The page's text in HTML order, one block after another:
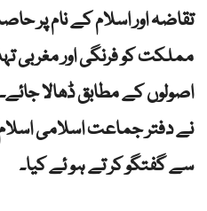
تقاضہ اور اسلام کے نام پر
مملکت کو فرنگی اور مغربی
اصولوں کے مطابق ڈھالا
نے دفتر جماعت اسلامی
سے گفتگو کر تے ہو ئے کیا۔